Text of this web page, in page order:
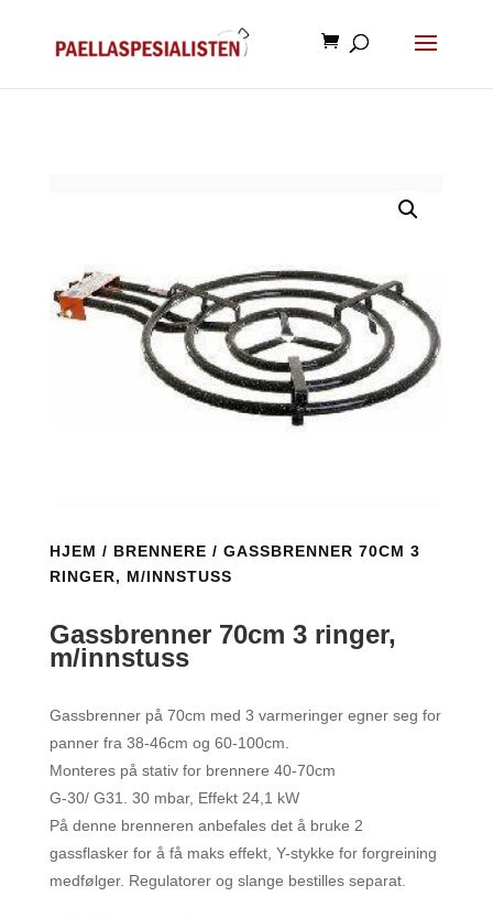
HJEM / BRENNERE / GASSBRENNER 70CM 3
RINGER, M/INNSTUSS
Gassbrenner 70cm 3 ringer,
m/innstuss
Gassbrenner på 70cm med 3 varmeringer egner seg for
panner fra 38-46cm og 60-100cm.
Monteres på stativ for brennere 40-70cm
G-30/ G31. 30 mbar, Effekt 24,1 kW
På denne brenneren anbefales det å bruke 2
gassflasker for å få maks effekt, Y-stykke for forgreining
medfølger. Regulatorer og slange bestilles separat.